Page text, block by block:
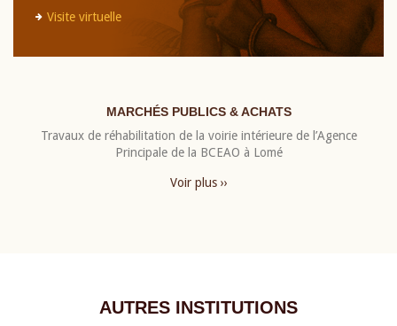
Visite virtuelle
MARCHÉS PUBLICS & ACHATS
Travaux de réhabilitation de la voirie intérieure de l’Agence
Principale de la BCEAO à Lomé
Voir plus ››
AUTRES INSTITUTIONS